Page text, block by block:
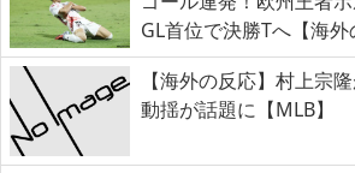
GL首位で決勝Tへ【海外
【海外の反応】村上宗
動揺が話題に【MLB】